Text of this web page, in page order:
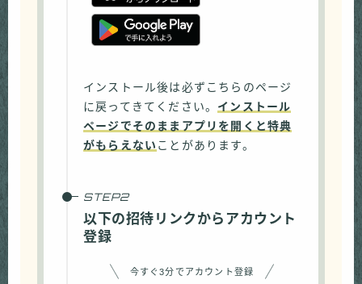
インストール後は必ずこちらのページ
に戻ってきてください。 インストール
ページでそのままアプリを開くと特典
がもらえない ことがあります。
以下の招待リンクからアカウント
登録
今すぐ3分でアカウント登録